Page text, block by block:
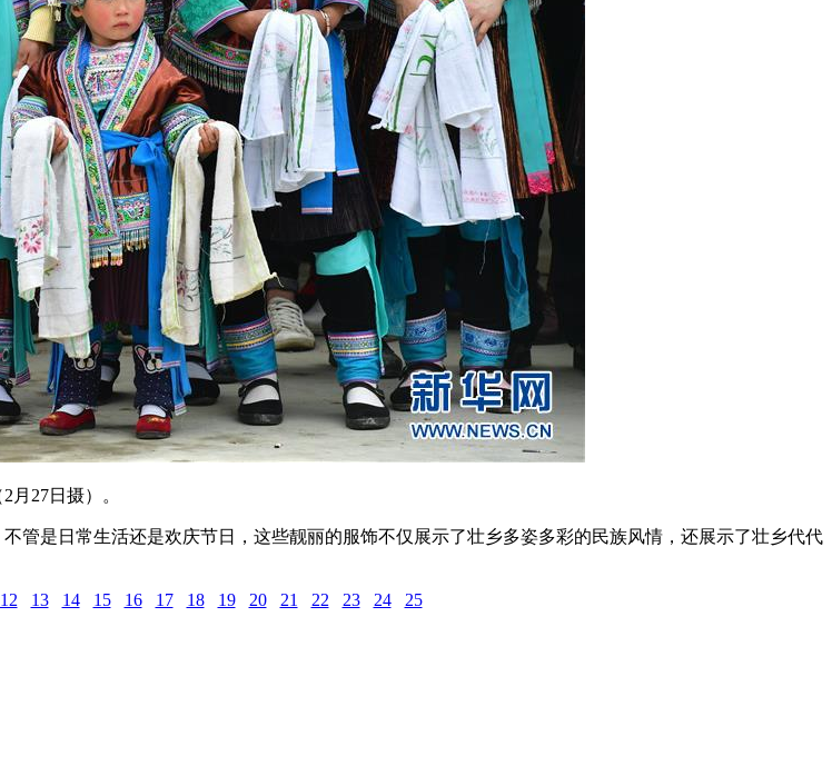
27日摄）。
是日常生活还是欢庆节日，这些靓丽的服饰不仅展示了壮乡多姿多彩的民族风情，还展示了壮乡代代
12 13 14 15 16 17 18 19 20 21 22 23 24 25